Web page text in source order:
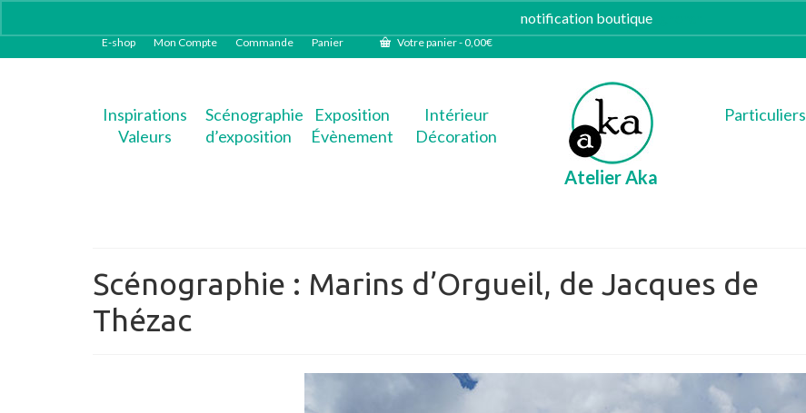
notification boutique
E-shop Mon Compte Commande Panier Votre panier-0,00€
Inspirations
Valeurs
Scénographie
d’exposition
Exposition
Évènement
Intérieur
Décoration
Atelier Aka
Particuliers
Scénographie : Marins d’Orgueil, de Jacques de
Thézac